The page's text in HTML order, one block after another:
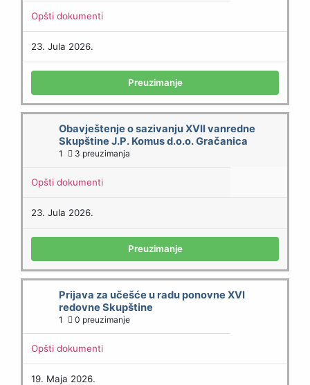
Opšti dokumenti
23. Jula 2026.
Preuzimanje
Obavještenje o sazivanju XVII vanredne
Skupštine J.P. Komus d.o.o. Gračanica
1 3 preuzimanja
Opšti dokumenti
23. Jula 2026.
Preuzimanje
Prijava za učešće u radu ponovne XVI
redovne Skupštine
1 0 preuzimanje
Opšti dokumenti
19. Maja 2026.